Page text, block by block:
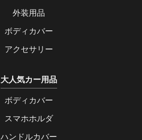
外装用品
ボディカバー
アクセサリー
大人気カー用品
ボディカバー
スマホホルダ
ハンドルカバー